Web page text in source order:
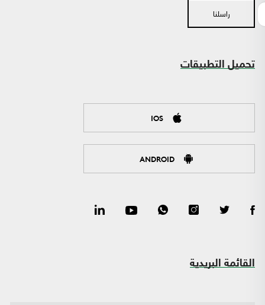
راسلنا
تحميل التطبيقات
IOS
ANDROID
القائمة البريدية